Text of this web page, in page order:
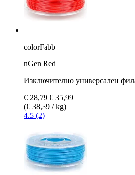
colorFabb
nGen Red
Изключително универсален
€ 28,79 € 35,99
(€ 38,39 / kg)
4.5 (2)